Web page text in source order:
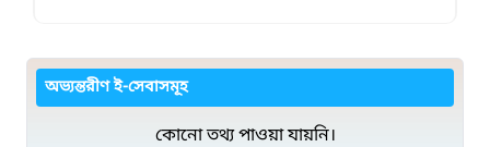
অভ্যন্তরীণ ই-সেবাসমূহ
কোনো তথ্য পাওয়া যায়নি।